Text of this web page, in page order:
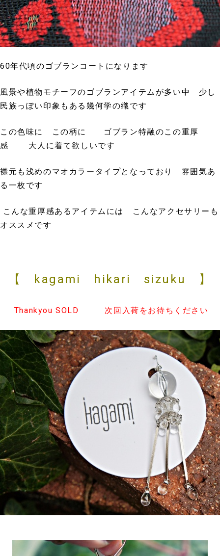
60年代頃のゴブランコートになります
風景や植物モチーフのゴブランアイテムが多い中 少し
民族っぽい印象もある幾何学の織です
この色味に この柄に ゴブラン特融のこの重厚
感 大人に着て欲しいです
襟元も浅めのマオカラータイプとなっており 雰囲気あ
る一枚です
こんな重厚感あるアイテムには こんなアクセサリーも
オススメです
【 kagami hikari sizuku 】
Thankyou SOLD 次回入荷をお待ちください